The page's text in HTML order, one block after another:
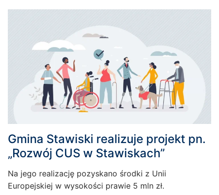
Gmina Stawiski realizuje projekt pn.
„Rozwój CUS w Stawiskach”
Na jego realizację pozyskano środki z Unii
Europejskiej w wysokości prawie 5 mln zł.